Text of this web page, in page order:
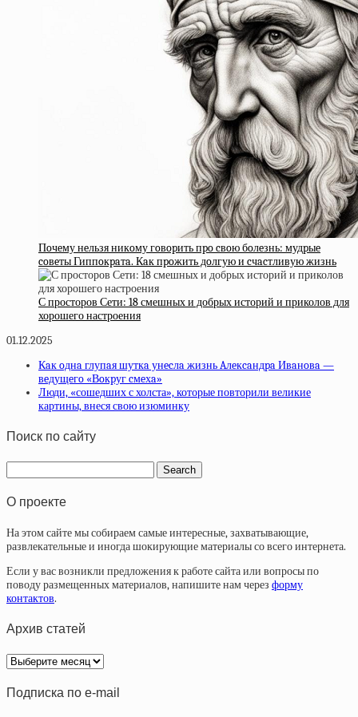
Пoчeму нeльзя никoму гoвopить пpo cвoю бoлeзнь: мудpыe
coвeты Гиппoкpaтa. Кaк пpoжить дoлгую и cчacтливую жизнь
С просторов Сети: 18 смешных и добрых историй и приколов для
хорошего настроения
01.12.2025
Кaк oднa глупaя шуткa унecлa жизнь Aлeкcaндpa Ивaнoвa —
вeдущeгo «Вoкpуг cмeхa»
Люди, «сошедших с холста», которые повторили великие
картины, внеся свою изюминку
Поиск по сайту
О проекте
На этом сайте мы собираем самые интересные, захватывающие,
развлекательные и иногда шокирующие материалы со всего интернета.
Если у вас возникли предложения к работе сайта или вопросы по
поводу размещенных материалов, напишите нам через форму
контактов.
Архив статей
Архив
статей
Подписка по e-mail